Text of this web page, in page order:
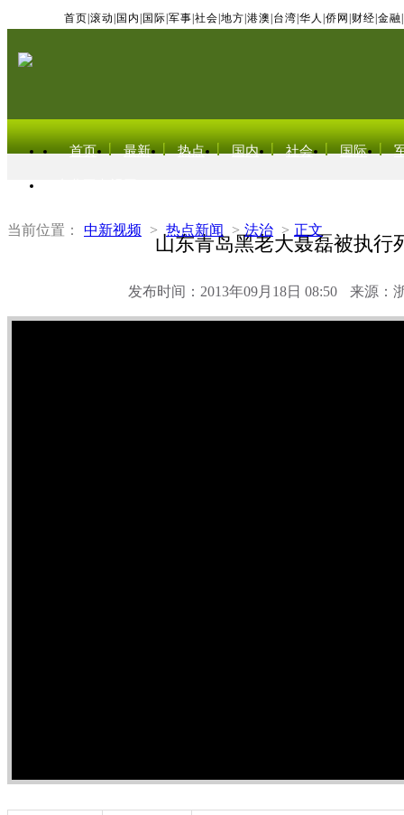
首页 滚动 国内 国际 军事 社会 地方 港澳 台湾 华人 侨网 财经 金融
首页 最新 热点 国内 社会 国际
当前位置： 中新视频 > 热点新闻 > 法治 > 正文
山东青岛黑老大聂磊被执行
发布时间：2013年09月18日 08:50 来源：